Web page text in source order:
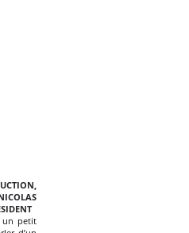
un petit